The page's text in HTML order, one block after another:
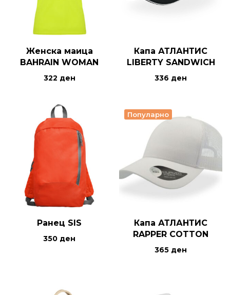
Женска маица
BAHRAIN WOMAN
322 ден
Капа АТЛАНТИС
LIBERTY SANDWICH
336 ден
Ранец SIS
350 ден
Популарно
Капа АТЛАНТИС
RAPPER COTTON
365 ден